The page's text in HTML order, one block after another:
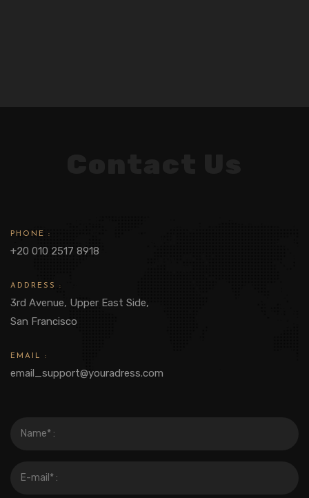
PHONE :
+20 010 2517 8918
ADDRESS :
3rd Avenue, Upper East Side,
San Francisco
EMAIL :
email_support@youradress.com